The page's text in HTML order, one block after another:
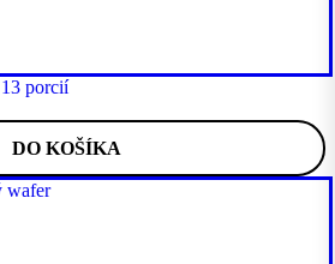
porcií
DO KOŠÍKA